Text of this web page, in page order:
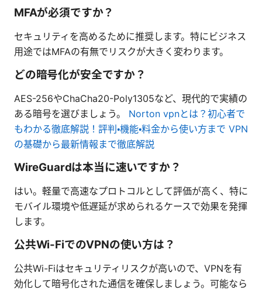
MFAが必須ですか？
セキュリティを高めるために推奨します。特にビジネス
用途ではMFAの有無でリスクが大きく変わります。
どの暗号化が安全ですか？
AES-256やChaCha20-Poly1305など、現代的で実績の
ある暗号を選びましょう。 Norton vpnとは？初心者で
もわかる徹底解説！評判・機能・料金から使い方まで VPN
の基礎から最新情報まで徹底解説
WireGuardは本当に速いですか？
はい。軽量で高速なプロトコルとして評価が高く、特に
モバイル環境や低遅延が求められるケースで効果を発揮
します。
公共Wi-FiでのVPNの使い方は？
公共Wi-Fiはセキュリティリスクが高いので、VPNを有
効化して暗号化された通信を確保しましょう。可能なら